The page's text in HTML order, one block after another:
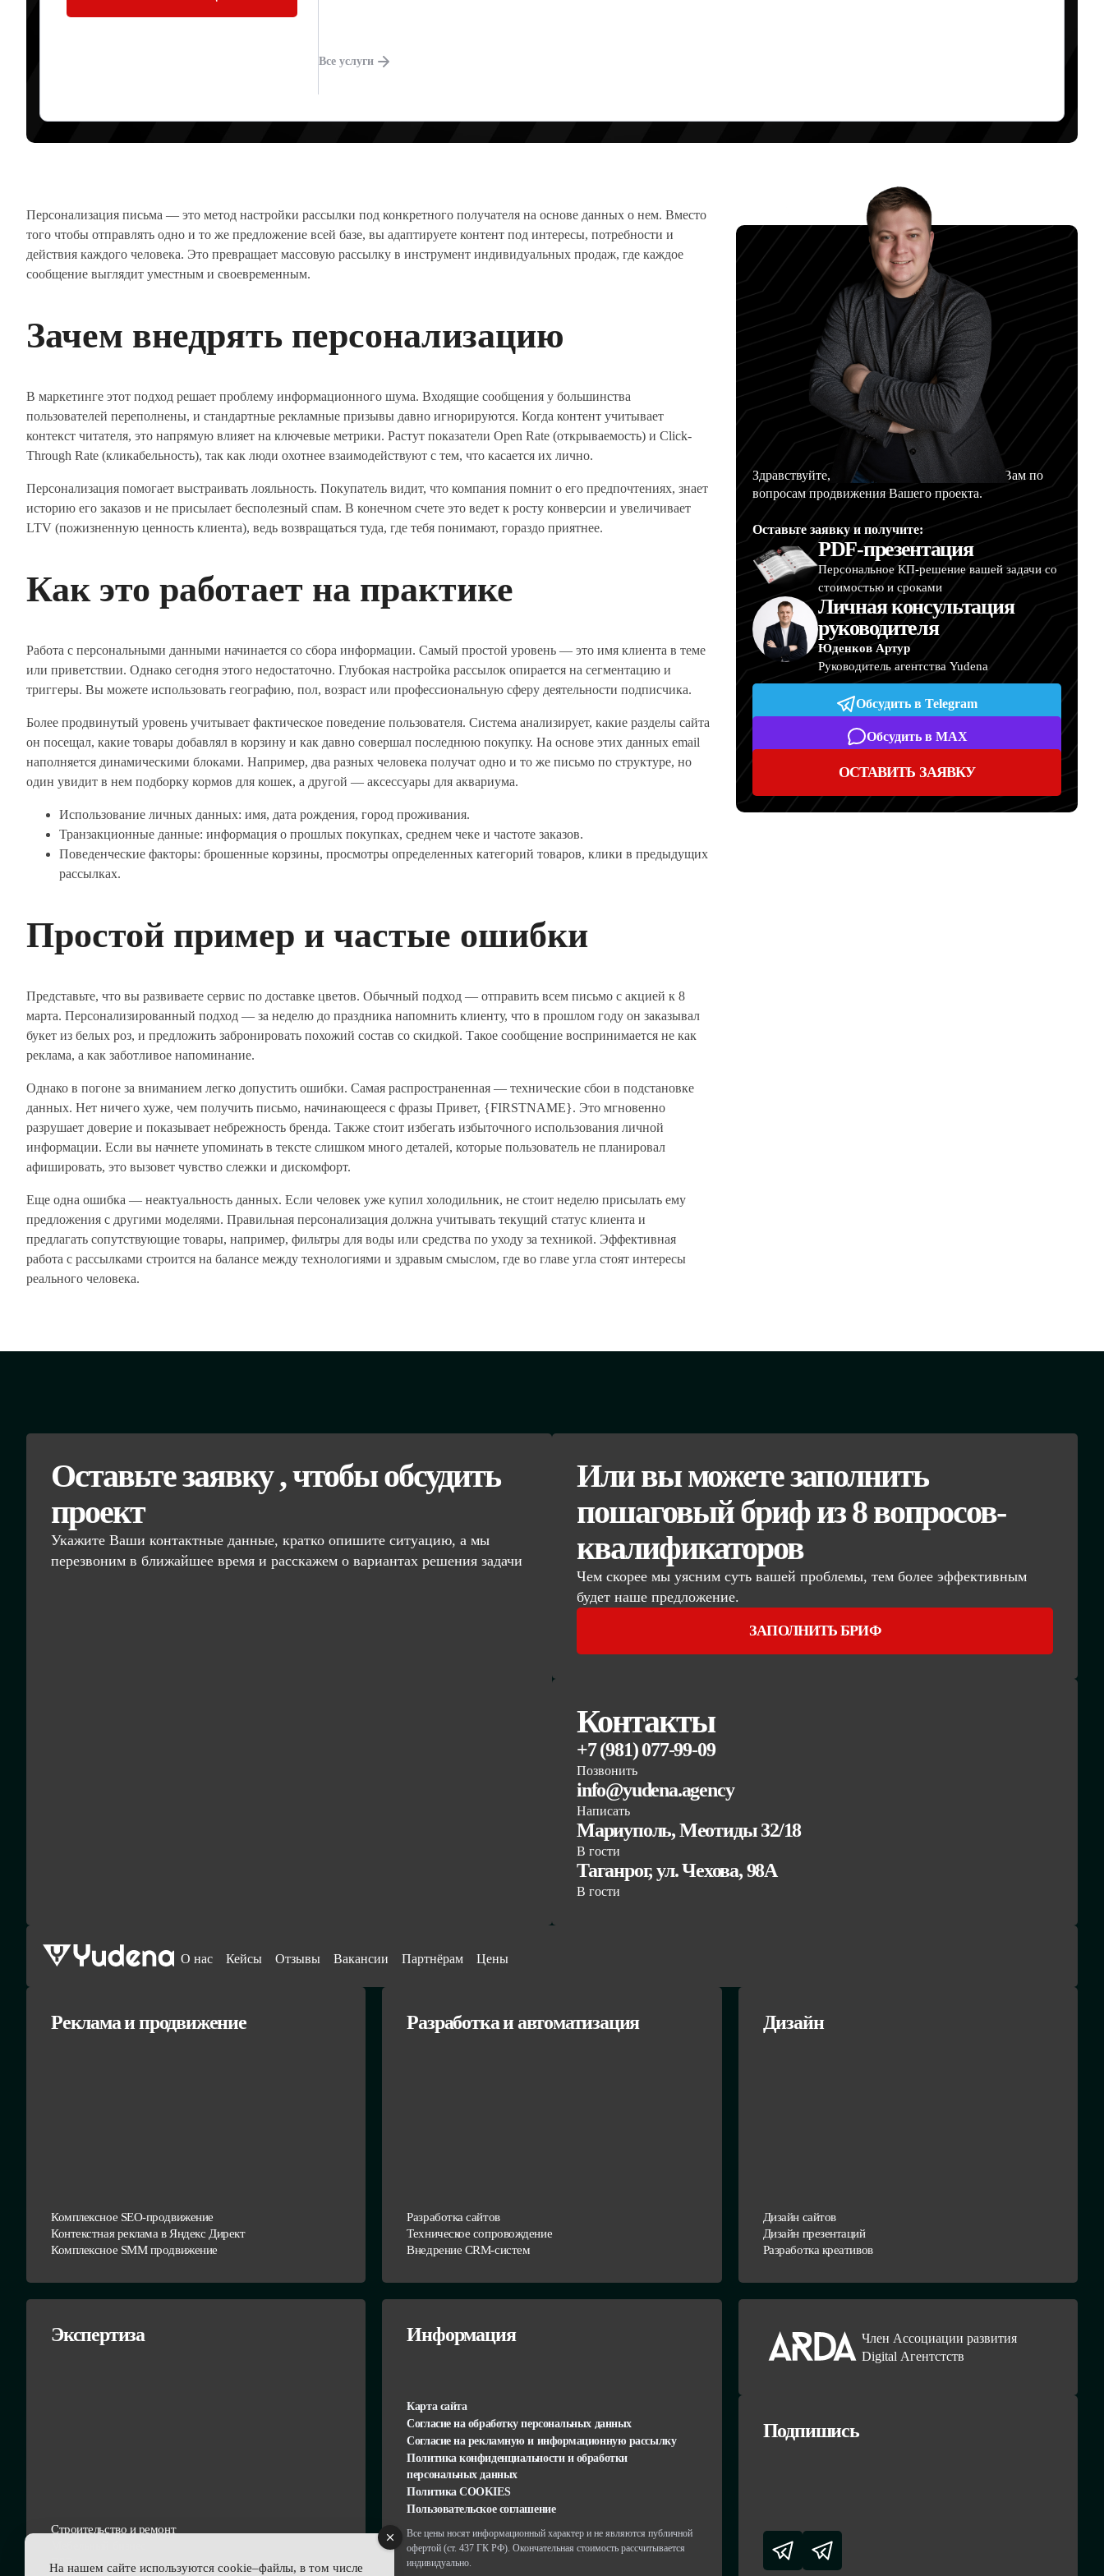
Все услуги
ПОВЕДЕНИЯ
Персонализация письма — это метод настройки рассылки под конкретного получателя на основе данных о нем. Вместо
того чтобы отправлять одно и то же предложение всей базе, вы адаптируете контент под интересы, потребности и
действия каждого человека. Это превращает массовую рассылку в инструмент индивидуальных продаж, где каждое
сообщение выглядит уместным и своевременным.
Зачем внедрять персонализацию
В маркетинге этот подход решает проблему информационного шума. Входящие сообщения у большинства
пользователей переполнены, и стандартные рекламные призывы давно игнорируются. Когда контент учитывает
контекст читателя, это напрямую влияет на ключевые метрики. Растут показатели Open Rate (открываемость) и Click-
Through Rate (кликабельность), так как люди охотнее взаимодействуют с тем, что касается их лично.
Персонализация помогает выстраивать лояльность. Покупатель видит, что компания помнит о его предпочтениях, знает
историю его заказов и не присылает бесполезный спам. В конечном счете это ведет к росту конверсии и увеличивает
LTV (пожизненную ценность клиента), ведь возвращаться туда, где тебя понимают, гораздо приятнее.
Как это работает на практике
Работа с персональными данными начинается со сбора информации. Самый простой уровень — это имя клиента в теме
или приветствии. Однако сегодня этого недостаточно. Глубокая настройка рассылок опирается на сегментацию и
триггеры. Вы можете использовать географию, пол, возраст или профессиональную сферу деятельности подписчика.
Более продвинутый уровень учитывает фактическое поведение пользователя. Система анализирует, какие разделы сайта
он посещал, какие товары добавлял в корзину и как давно совершал последнюю покупку. На основе этих данных email
наполняется динамическими блоками. Например, два разных человека получат одно и то же письмо по структуре, но
один увидит в нем подборку кормов для кошек, а другой — аксессуары для аквариума.
Использование личных данных: имя, дата рождения, город проживания.
Транзакционные данные: информация о прошлых покупках, среднем чеке и частоте заказов.
Поведенческие факторы: брошенные корзины, просмотры определенных категорий товаров, клики в предыдущих
рассылках.
Простой пример и частые ошибки
Представьте, что вы развиваете сервис по доставке цветов. Обычный подход — отправить всем письмо с акцией к 8
марта. Персонализированный подход — за неделю до праздника напомнить клиенту, что в прошлом году он заказывал
букет из белых роз, и предложить забронировать похожий состав со скидкой. Такое сообщение воспринимается не как
реклама, а как заботливое напоминание.
Однако в погоне за вниманием легко допустить ошибки. Самая распространенная — технические сбои в подстановке
данных. Нет ничего хуже, чем получить письмо, начинающееся с фразы Привет, {FIRSTNAME}. Это мгновенно
разрушает доверие и показывает небрежность бренда. Также стоит избегать избыточного использования личной
информации. Если вы начнете упоминать в тексте слишком много деталей, которые пользователь не планировал
афишировать, это вызовет чувство слежки и дискомфорт.
Еще одна ошибка — неактуальность данных. Если человек уже купил холодильник, не стоит неделю присылать ему
предложения с другими моделями. Правильная персонализация должна учитывать текущий статус клиента и
предлагать сопутствующие товары, например, фильтры для воды или средства по уходу за техникой. Эффективная
работа с рассылками строится на балансе между технологиями и здравым смыслом, где во главе угла стоят интересы
реального человека.
Здравствуйте, меня зовут Артур, и я помогу Вам по
вопросам продвижения Вашего проекта.
Оставьте заявку и получите:
PDF-презентация
Персональное КП-решение вашей задачи со
стоимостью и сроками
Личная консультация
руководителя
Юденков Артур
Руководитель агентства Yudena
Обсудить в Telegram
Обсудить в MAX
ОСТАВИТЬ ЗАЯВКУ
Оставьте заявку , чтобы обсудить
проект
Укажите Ваши контактные данные, кратко опишите ситуацию, а мы
перезвоним в ближайшее время и расскажем о вариантах решения задачи
Или вы можете заполнить
пошаговый бриф из 8 вопросов-
квалификаторов
Чем скорее мы уясним суть вашей проблемы, тем более эффективным
будет наше предложение.
ЗАПОЛНИТЬ БРИФ
Контакты
+7 (981) 077-99-09
Позвонить
info@yudena.agency
Написать
Мариуполь, Меотиды 32/18
В гости
Таганрог, ул. Чехова, 98А
В гости
О нас Кейсы Отзывы Вакансии Партнёрам Цены
Реклама и продвижение
Комплексное SEO-продвижение
Контекстная реклама в Яндекс Директ
Комплексное SMM продвижение
Разработка и автоматизация
Разработка сайтов
Техническое сопровождение
Внедрение CRM-систем
Дизайн
Дизайн сайтов
Дизайн презентаций
Разработка креативов
Экспертиза
Строительство и ремонт
В2В услуги
Информация
Карта сайта
Согласие на обработку персональных данных
Согласие на рекламную и информационную рассылку
Политика конфиденциальности и обработки
персональных данных
Политика COOKIES
Пользовательское соглашение
Все цены носят информационный характер и не являются публичной
офертой (ст. 437 ГК РФ). Окончательная стоимость рассчитывается
индивидуально.
Член Ассоциации развития
Digital Агентстств
Подпишись
На нашем сайте используются cookie–файлы, в том числе